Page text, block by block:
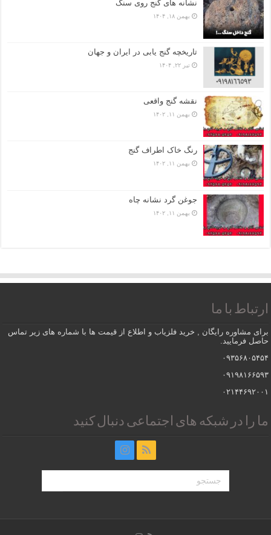
نشانه های گنج روی سنگ
بهمن ۱۸, ۱۴۰۴
تاریخچه گنج‌ یابی در ایران و جهان
تیر ۲۲, ۱۴۰۴
نقشه گنج واقعی
بهمن ۱۱, ۱۴۰۲
رنگ خاک اطراف گنج
بهمن ۱۱, ۱۴۰۲
جوغن گرد نشانه چاه
بهمن ۱۱, ۱۴۰۲
ارتباط با ما
برای مشاوره رایگان , خرید فلزیاب و اطلاع از قیمت ها با شماره های زیر تماس
حاصل فرمایید.
۰۹۳۵۶۸۰۵۴۵۴
۰۹۱۹۸۱۶۶۵۹۳
۰۲۱۴۴۶۹۲۰۰۱
ما را در شبکه های اجتماعی دنبال کنید